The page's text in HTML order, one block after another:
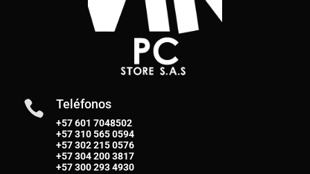
 Teléfonos
+57 601 7048502
+57310 565 0594
+57302 215 0576
+57304 200 3817
+57300 293 4930